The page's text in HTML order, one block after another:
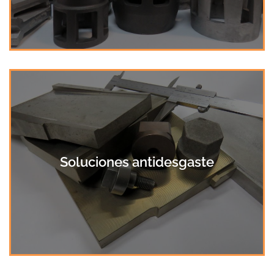
Soluciones antidesgaste